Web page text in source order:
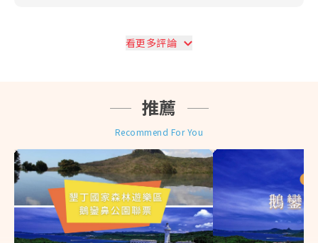
看更多評論
推薦
Recommend For You